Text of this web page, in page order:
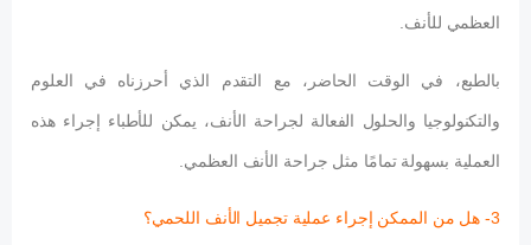
العظمي للأنف.
بالطبع، في الوقت الحاضر، مع التقدم الذي أحرزناه في العلوم
والتكنولوجيا والحلول الفعالة لجراحة الأنف، يمكن للأطباء إجراء هذه
العملية بسهولة تمامًا مثل جراحة الأنف العظمي.